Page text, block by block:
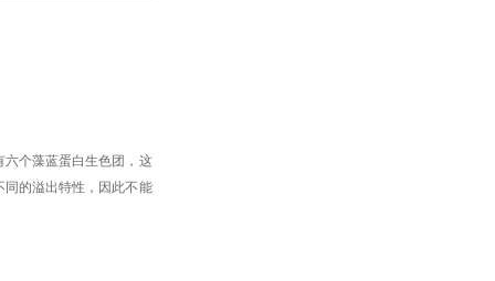
六个藻蓝蛋白生色团，这
同的溢出特性，因此不能